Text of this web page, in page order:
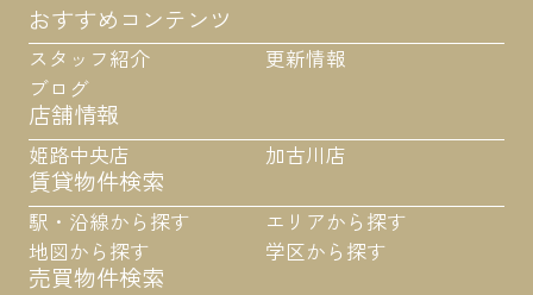
おすすめコンテンツ
スタッフ紹介
更新情報
ブログ
店舗情報
姫路中央店 加古川店
賃貸物件検索
駅・沿線から探す
エリアから探す
地図から探す
学区から探す
売買物件検索